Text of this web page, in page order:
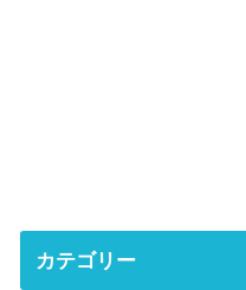
カテゴリー